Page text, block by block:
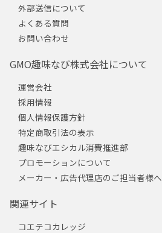
外部送信について
よくある質問
お問い合わせ
GMO趣味なび株式会社について
運営会社
採用情報
個人情報保護方針
特定商取引法の表示
趣味なびエシカル消費推進部
プロモーションについて
メーカー・広告代理店のご担当者様へ
関連サイト
コエテコカレッジ